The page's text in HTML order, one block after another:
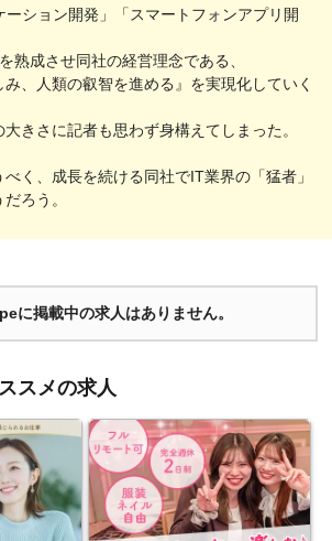
ション開発」「スマートフォンアプリ開
熟成させ同社の経営理念である、
み、人類の叡智を進める』を実現化していく
きさに記者も思わず身構えてしまった。
く、成長を続ける同社でIT業界の「猛者」
ろう。
に掲載中の求人はありません。
スメの求人